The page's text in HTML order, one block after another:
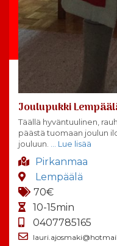
Joulupukki
Täällä hyväntuulinen,
päästä tuomaan joulun
jouluun.
… Lue lisää
Pirkanmaa
Lempäälä
70€
10-15min
0407785165